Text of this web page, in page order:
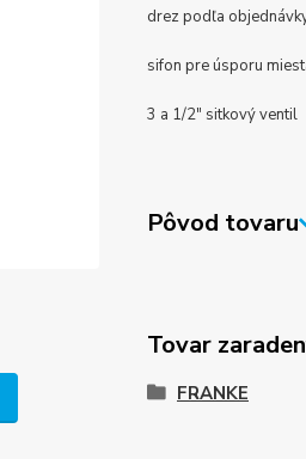
drez podľa
sifon pre úsporu
3 a 1/2" sitkový ventil
Pôvod tovaru
Tovar
FRANKE